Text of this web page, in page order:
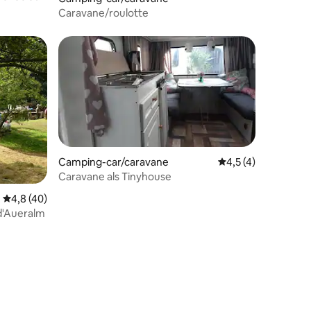
Caravane/roulotte
: 5 sur 5
Évaluation moyenne sur la base de 40 commentaires : 4,8 sur 5
4,8 (40)
Camping-car/caravane Évaluation
4,5 (4)
Caravane als Tinyhouse